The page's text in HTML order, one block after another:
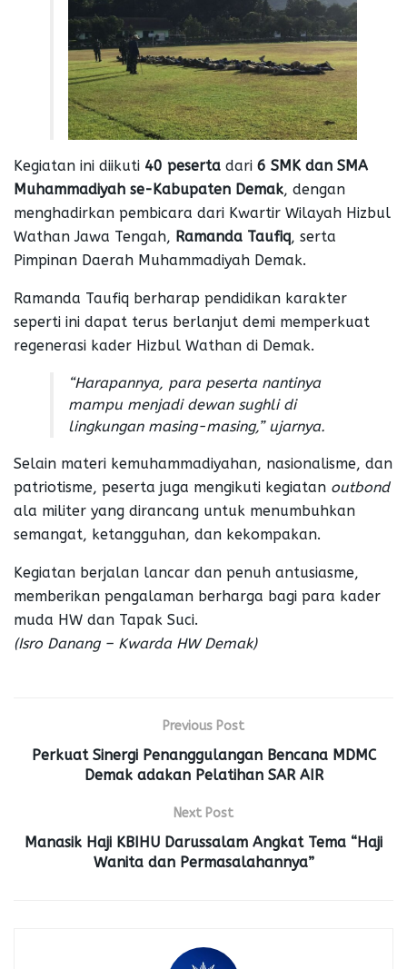
Kegiatan ini diikuti 40 peserta dari 6 SMK dan SMA
Muhammadiyah se-Kabupaten Demak, dengan
menghadirkan pembicara dari Kwartir Wilayah Hizbul
Wathan Jawa Tengah, Ramanda Taufiq, serta
Pimpinan Daerah Muhammadiyah Demak.
Ramanda Taufiq berharap pendidikan karakter
seperti ini dapat terus berlanjut demi memperkuat
regenerasi kader Hizbul Wathan di Demak.
“Harapannya, para peserta nantinya
mampu menjadi dewan sughli di
lingkungan masing-masing,”ujarnya.
Selain materi kemuhammadiyahan, nasionalisme, dan
patriotisme, peserta juga mengikuti kegiatan outbond
ala militer yang dirancang untuk menumbuhkan
semangat, ketangguhan, dan kekompakan.
Kegiatan berjalan lancar dan penuh antusiasme,
memberikan pengalaman berharga bagi para kader
muda HW dan Tapak Suci.
(Isro Danang – Kwarda HW Demak)
Previous Post
Perkuat Sinergi Penanggulangan Bencana MDMC
Demak adakan Pelatihan SAR AIR
Next Post
Manasik Haji KBIHU Darussalam Angkat Tema “Haji
Wanita dan Permasalahannya”